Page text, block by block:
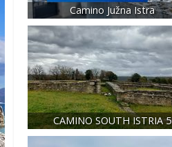
Camino Južna Istra
CAMINO SOUTH ISTRIA 5